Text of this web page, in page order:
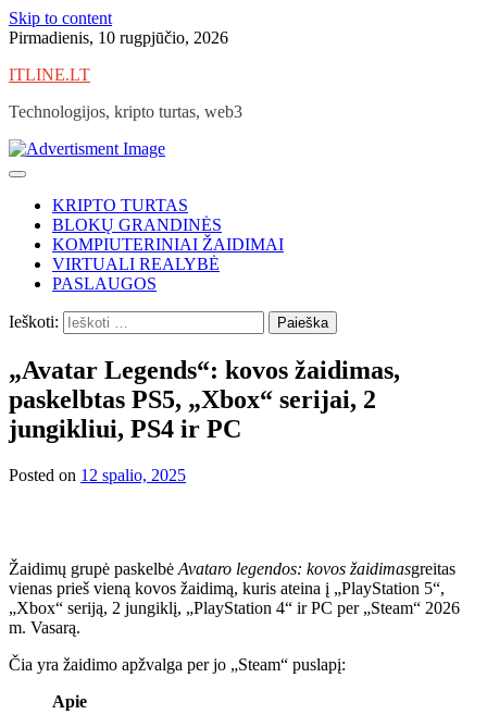
Skip to content
Pirmadienis, 10 rugpjūčio, 2026
ITLINE.LT
Technologijos, kripto turtas, web3
KRIPTO TURTAS
BLOKŲ GRANDINĖS
KOMPIUTERINIAI ŽAIDIMAI
VIRTUALI REALYBĖ
PASLAUGOS
Ieškoti:
„Avatar Legends“: kovos žaidimas,
paskelbtas PS5, „Xbox“ serijai, 2
jungikliui, PS4 ir PC
Posted on 12 spalio, 2025
Žaidimų grupė paskelbė Avataro legendos: kovos žaidimasgreitas
vienas prieš vieną kovos žaidimą, kuris ateina į „PlayStation 5“,
„Xbox“ seriją, 2 jungiklį, „PlayStation 4“ ir PC per „Steam“ 2026
m. Vasarą.
Čia yra žaidimo apžvalga per jo „Steam“ puslapį:
Apie